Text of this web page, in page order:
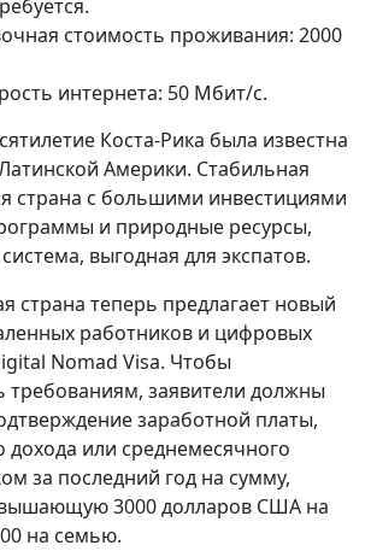
стоимость проживания: 2000
интернета: 50 Мбит/с.
Коста-Рика была известна
Америки. Стабильная
страна с большими инвестициями
и природные ресурсы,
выгодная для экспатов.
страна теперь предлагает новый
работников и цифровых
Nomad Visa. Чтобы
требованиям, заявители должны
заработной платы,
дохода или среднемесячного
за последний год на сумму,
3000 долларов США на
на семью.